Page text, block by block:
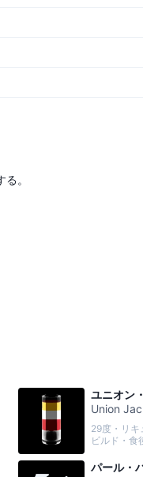
。
ユニオン
Union
29度・リキ
ビルド・食
パール・